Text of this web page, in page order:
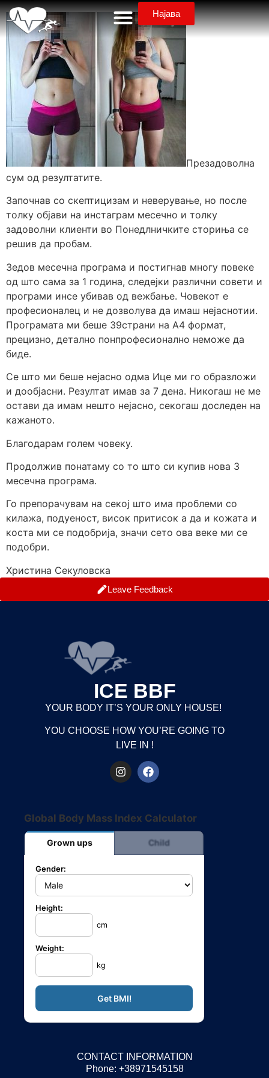
Најава
Презадоволна
сум од резултатите.
Започнав со скептицизам и неверување, но после
толку објави на инстаграм месечно и толку
задоволни клиенти во Понедлничките сториња се
решив да пробам.
Зедов месечна програма и постигнав многу повеке
од што сама за 1 година, следејки различни совети и
програми инсе убивав од вежбање. Човекот е
професионалец и не дозволува да имаш нејаснотии.
Програмата ми беше 39страни на А4 формат,
прецизно, детално понпрофесионално неможе да
биде.
Се што ми беше нејасно одма Ице ми го образложи
и дообјасни. Резултат имав за 7 дена. Никогаш не ме
остави да имам нешто нејасно, секогаш доследен на
кажаното.
Благодарам голем човеку.
Продолжив понатаму со то што си купив нова 3
месечна програма.
Го препорачувам на секој што има проблеми со
килажа, подуеност, висок притисок а да и кожата и
коста ми се подобрија, значи сето ова веке ми се
подобри.
Христина Секуловска
Leave Feedback
ICE BBF
YOUR BODY IT’S YOUR ONLY HOUSE!
YOU CHOOSE HOW YOU’RE GOING TO
LIVE IN !
Global Body Mass Index Calculator
Grown ups Child
Gender:
Height:
cm
Weight:
kg
CONTACT INFORMATION
Phone: +38971545158